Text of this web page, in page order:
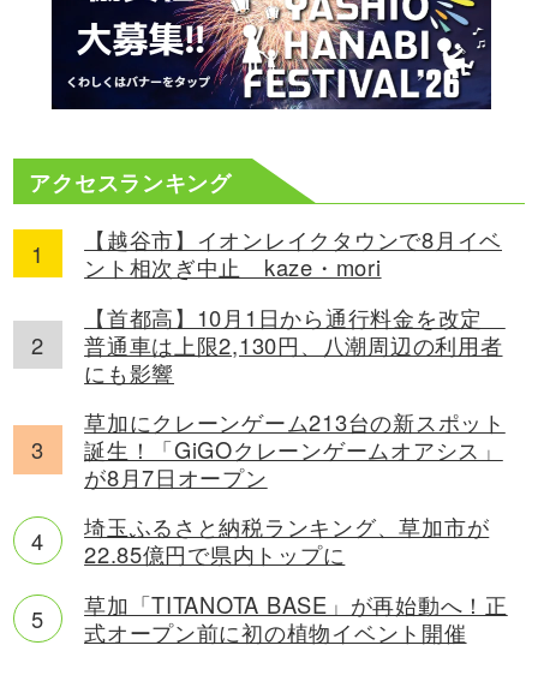
アクセスランキング
【越谷市】イオンレイクタウンで8月イベ
ント相次ぎ中止 kaze・mori
【首都高】10月1日から通行料金を改定
普通車は上限2,130円、八潮周辺の利用者
にも影響
草加にクレーンゲーム213台の新スポット
誕生！「GiGOクレーンゲームオアシス」
が8月7日オープン
埼玉ふるさと納税ランキング、草加市が
22.85億円で県内トップに
草加「TITANOTA BASE」が再始動へ！正
式オープン前に初の植物イベント開催